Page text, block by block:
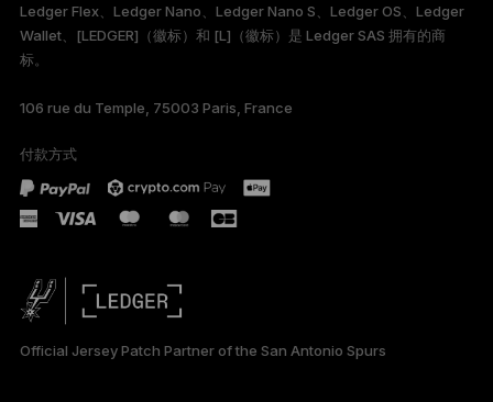
FRANÇAIS
DEUTSCH
PORTUGUÊS
ESPAÑOL
日本語
Ledger Flex、Ledger Nano、Ledger Nano S、Ledger OS、Ledger
Wallet、[LEDGER]（徽标）和 [L]（徽标）是 Ledger SAS 拥有的商
标。
106 rue du Temple, 75003 Paris, France
付款方式
Official Jersey Patch Partner of the San Antonio Spurs